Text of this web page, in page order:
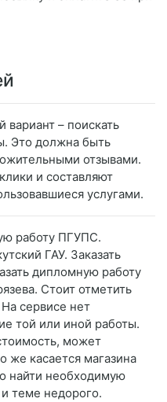
– поискать
Это должна быть
отзывами.
и составляют
услугами.
работу ПГУПС.
ГАУ. Заказать
дипломную работу
Стоит отметить
сервисе нет
той или иной работы.
может
же касается магазина
найти необходимую
теме недорого.